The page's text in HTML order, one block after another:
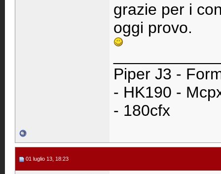
grazie per i
oggi provo.
Piper J3 -
- HK190 -
- 180cfx
01 luglio 13, 18:23